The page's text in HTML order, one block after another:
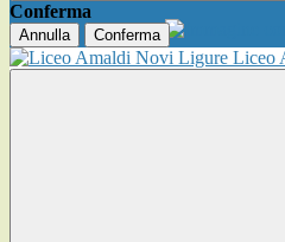
Conferma
Annulla Conferma
Liceo